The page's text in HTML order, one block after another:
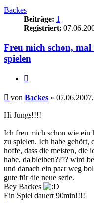
Backes
Beiträge: 1
Registriert:
Freu mich schon,
spielen
Beitrag
von Backes »
Hi Jungs!!!!
Ich freu mich schon wie ein
zu spielen. Ich habe gehört,
hoffe, dass die meisten, die
habe, da bleiben???? wird
und danach ein paar weg
gute für die neue serie.
Bey Backes
Ein Spiel dauert 90min!!!!